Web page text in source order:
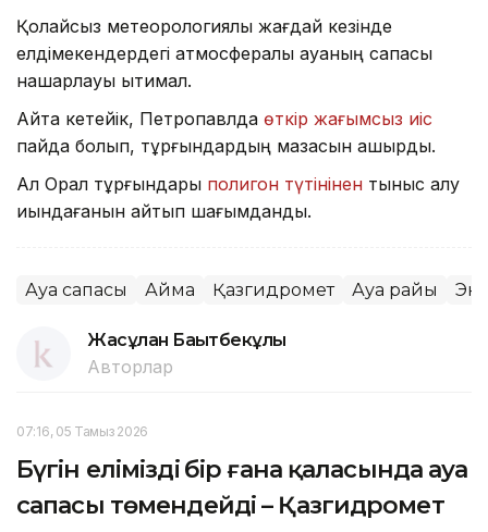
Қолайсыз метеорологиялық жағдай кезінде
елдімекендердегі атмосфералық ауаның сапасы
нашарлауы ықтимал.
Айта кетейік, Петропавлда өткір жағымсыз иіс
пайда болып, тұрғындардың мазасын қашырды.
Ал Орал тұрғындары полигон түтінінен тыныс алу
қиындағанын айтып шағымданды.
Ауа сапасы Аймақ Қазгидромет Ауа райы
Жасұлан Бақытбекұлы
Авторлар
07:16, 05 Тамыз 2026
Бүгін еліміздің бір ғана қаласында ауа
сапасы төмендейді – Қазгидромет